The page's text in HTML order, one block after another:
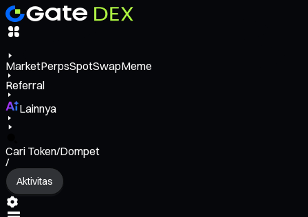
MarketPerpsSpotSwapMeme
Referral
Lainnya
Cari Token/Dompet
/
Aktivitas